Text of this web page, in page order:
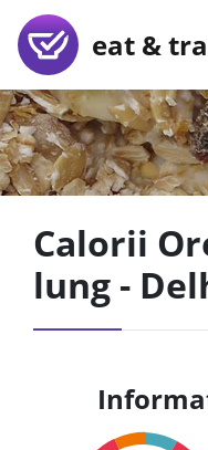
eat &
Calorii
lung -